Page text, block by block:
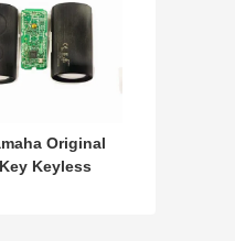
Original
Key Keyless